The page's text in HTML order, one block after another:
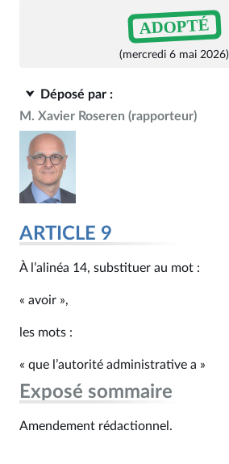
ADOPTÉ
(mercredi 6 mai 2026)
Déposé par :
M. Xavier Roseren (rapporteur)
ARTICLE 9
À l’alinéa 14, substituer au mot :
« avoir »,
les mots :
« que l’autorité administrative a »
Exposé sommaire
Amendement rédactionnel.